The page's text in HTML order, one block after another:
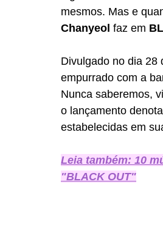
mesmos. Mas e
Chanyeol faz em
Divulgado no dia 28
empurrado com a
Nunca saberemos,
o lançamento
estabelecidas em
Leia também: 10
"BLACK OUT"